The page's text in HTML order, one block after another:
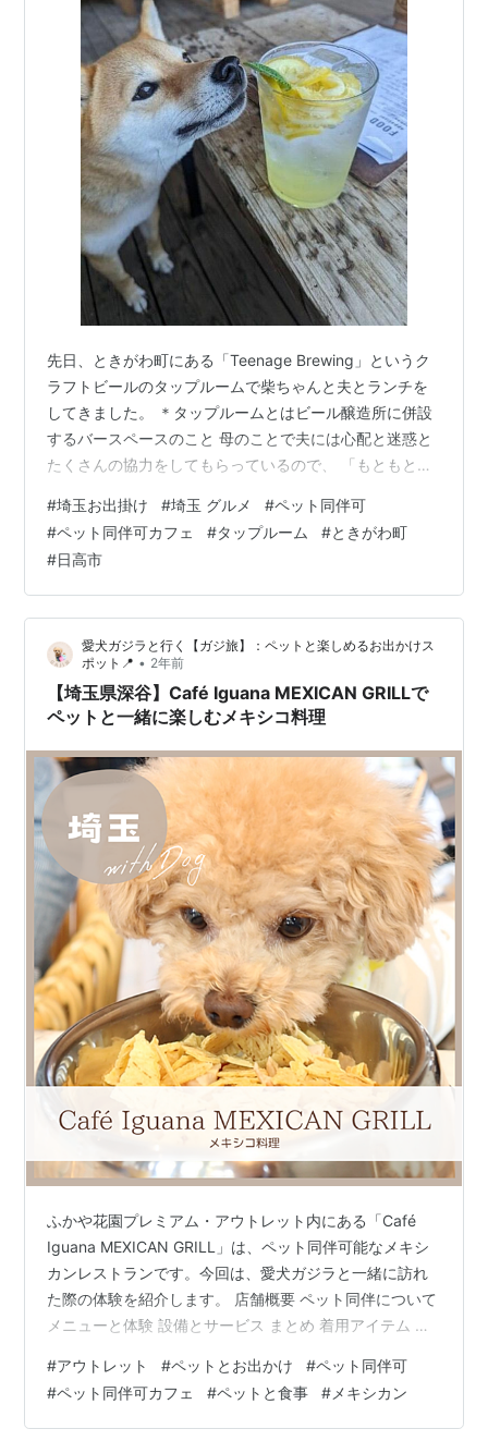
先日、ときがわ町にある「Teenage Brewing」というク
ラフトビールのタップルームで柴ちゃんと夫とランチを
してきました。 ＊タップルームとはビール醸造所に併設
するバースペースのこと 母のことで夫には心配と迷惑と
たくさんの協力をしてもらっているので、 「もともとは
んで食べて！」 と。 夫孝行です。 夫よ、毎日感謝です
ー Teenage Brewing / Taproom bekkan ときがわ町 ＊
駐車場はお店の前に5台くらい（満車なら他にも駐車場が
あるそうです） ＊私は2日前に電話で予約しました たく
さんの種類のクラフトビールと美味…
#埼玉お出掛け #埼玉 グルメ #ペット同伴可
#ペット同伴可カフェ #タップルーム #ときがわ町
#日高市
愛犬ガジラと行く【ガジ旅】：ペットと楽しめるお出かけス
ポット📍 • 2年前
【埼玉県深谷】Café Iguana MEXICAN GRILLで
ペットと一緒に楽しむメキシコ料理
ふかや花園プレミアム・アウトレット内にある「Café
Iguana MEXICAN GRILL」は、ペット同伴可能なメキシ
カンレストランです。今回は、愛犬ガジラと一緒に訪れ
た際の体験を紹介します。 店舗概要 ペット同伴について
メニューと体験 設備とサービス まとめ 着用アイテム 店
や花園プレミアム・アウトレット内 営業時間: 11:00～
21:00 席数: 146席（店内114席、テラス32席） URL:
Café Iguana ペット同伴について Café Iguanaではテラ
#アウトレット #ペットとお出かけ #ペット同伴可
#ペット同伴可カフェ #ペットと食事 #メキシカン